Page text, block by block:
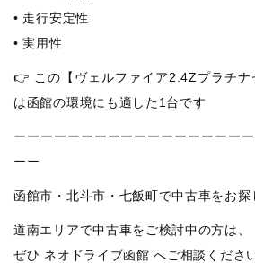
• 走行安定性
• 実用性
👉 この【ヴェルファイア2.4Zプラチナ
は函館の環境にも適した1台です
ーーーーーーーーーーーーーーーーー
ーー
函館市・北斗市・七飯町で中古車をお探
道南エリアで中古車をご検討中の方は、
ぜひ ネオドライブ函館 へご相談ください